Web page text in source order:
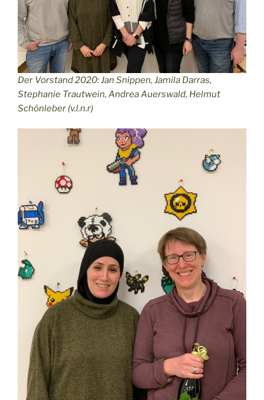
Der Vorstand 2020: Jan Snippen, Jamila Darras,
Stephanie Trautwein, Andrea Auerswald, Helmut
Schönleber (v.l.n.r)